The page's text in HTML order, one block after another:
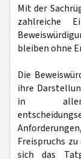
Mit der
zahlreiche
bleiben ohne
Die
ihre
in
Freispruchs
sich das